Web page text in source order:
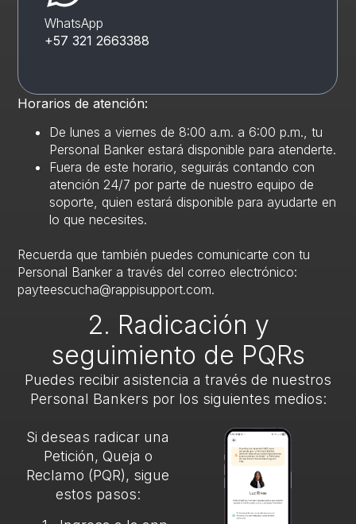
WhatsApp
+57 321 2663388
Horarios de atención:
De lunes a viernes de 8:00 a.m. a 6:00 p.m., tu
Personal Banker estará disponible para atenderte.
Fuera de este horario, seguirás contando con
atención 24/7 por parte de nuestro equipo de
soporte, quien estará disponible para ayudarte en
lo que necesites.
Recuerda que también puedes comunicarte con tu
Personal Banker a través del correo electrónico:
payteescucha@rappisupport.com.
2. Radicación y
seguimiento de PQRs
Puedes recibir asistencia a través de nuestros
Personal Bankers por los siguientes medios:
Si deseas radicar una
Petición, Queja o
Reclamo (PQR), sigue
estos pasos: